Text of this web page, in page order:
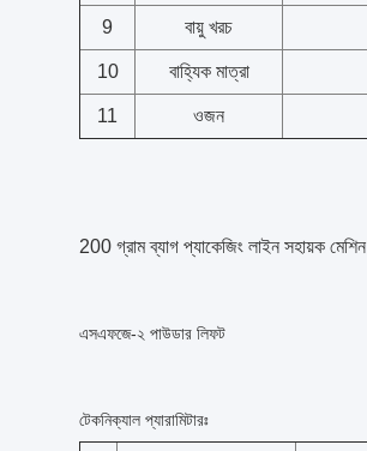
9 বায়ু খরচ
10 বাহ্যিক মাত্রা
11 ওজন
200 গ্রাম ব্যাগ প্যাকেজিং লাইন সহায়ক মেশিন
এসএফজে-২ পাউডার লিফট
টেকনিক্যাল প্যারামিটারঃ